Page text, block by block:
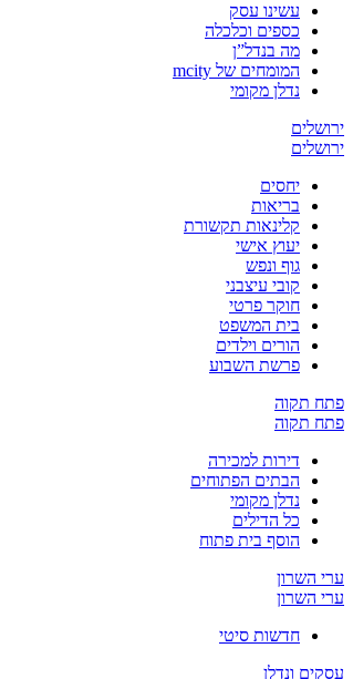
עשינו עסק
כספים וכלכלה
מה בנדל”ן
המומחים של mcity
נדלן מקומי
ירושלים
ירושלים
יחסים
בריאות
קלינאות תקשורת
יעוץ אישי
גוף ונפש
קובי עיצבני
חוקר פרטי
בית המשפט
הורים וילדים
פרשת השבוע
פתח תקוה
פתח תקוה
דירות למכירה
הבתים הפתוחים
נדלן מקומי
כל הדילים
הוסף בית פתוח
ערי השרון
ערי השרון
חדשות סיטי
עסקים ונדלן